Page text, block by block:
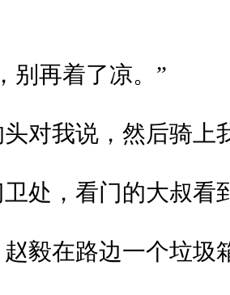
别再着了凉。”
对我说，然后骑上
处，看门的大叔看
毅在路边一个垃圾